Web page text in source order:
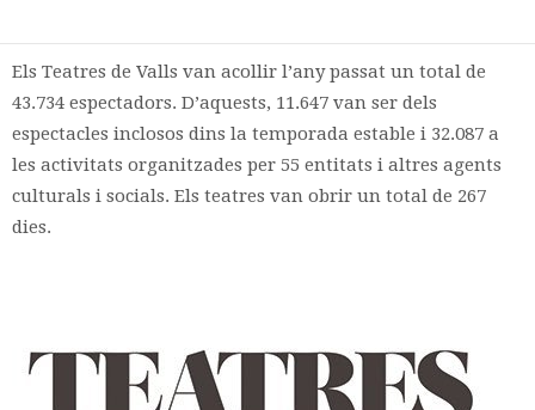
Els Teatres de Valls van acollir l’any passat un total de
43.734 espectadors. D’aquests, 11.647 van ser dels
espectacles inclosos dins la temporada estable i 32.087 a
les activitats organitzades per 55 entitats i altres agents
culturals i socials. Els teatres van obrir un total de 267
dies.